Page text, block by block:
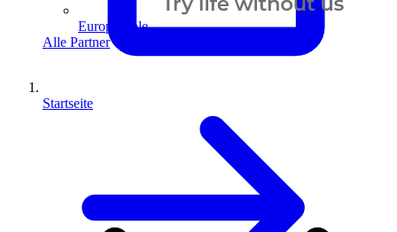
Europacable
Alle Partner
Startseite